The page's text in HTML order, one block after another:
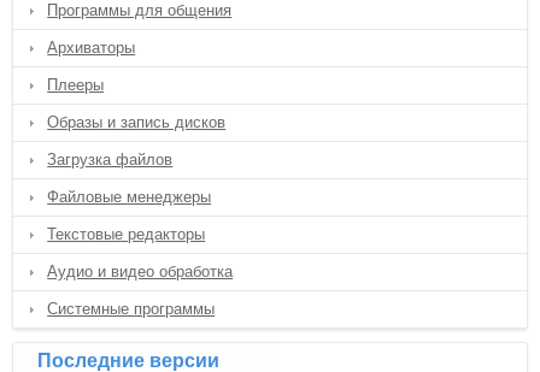
Программы для общения
Архиваторы
Плееры
Образы и запись дисков
Загрузка файлов
Файловые менеджеры
Текстовые редакторы
Аудио и видео обработка
Системные программы
Последние версии